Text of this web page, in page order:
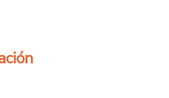
Usach se